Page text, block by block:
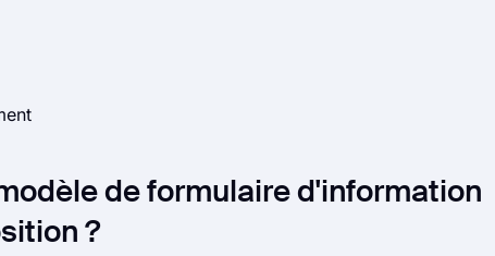
de formulaire d'information
?